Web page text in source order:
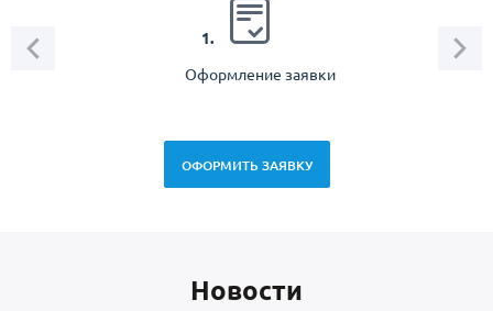
1.
Оформление заявки
ОФОРМИТЬ ЗАЯВКУ
Новоcти